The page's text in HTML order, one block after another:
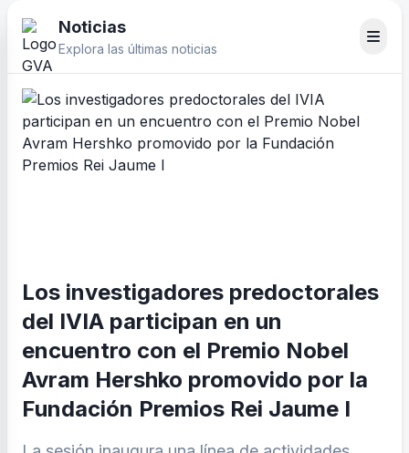
Noticias
Explora las últimas noticias
Los investigadores predoctorales
del IVIA participan en un
encuentro con el Premio Nobel
Avram Hershko promovido por la
Fundación Premios Rei Jaume I